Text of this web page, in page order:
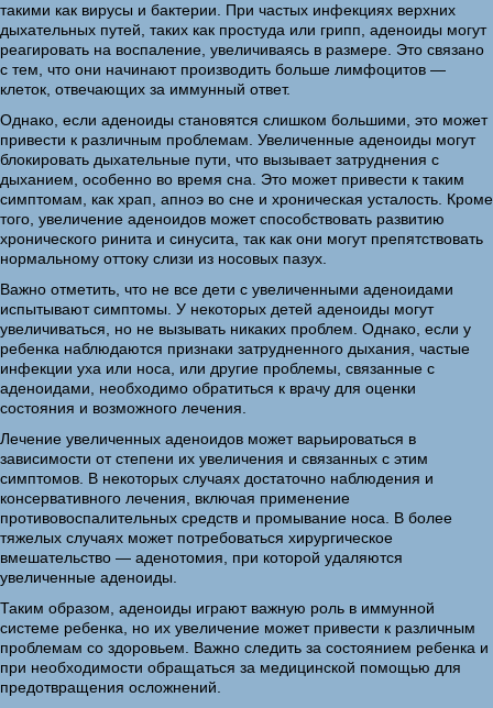
такими как вирусы и бактерии. При частых инфекциях верхних
дыхательных путей, таких как простуда или грипп, аденоиды могут
реагировать на воспаление, увеличиваясь в размере. Это связано
с тем, что они начинают производить больше лимфоцитов —
клеток, отвечающих за иммунный ответ.
Однако, если аденоиды становятся слишком большими, это может
привести к различным проблемам. Увеличенные аденоиды могут
блокировать дыхательные пути, что вызывает затруднения с
дыханием, особенно во время сна. Это может привести к таким
симптомам, как храп, апноэ во сне и хроническая усталость. Кроме
того, увеличение аденоидов может способствовать развитию
хронического ринита и синусита, так как они могут препятствовать
нормальному оттоку слизи из носовых пазух.
Важно отметить, что не все дети с увеличенными аденоидами
испытывают симптомы. У некоторых детей аденоиды могут
увеличиваться, но не вызывать никаких проблем. Однако, если у
ребенка наблюдаются признаки затрудненного дыхания, частые
инфекции уха или носа, или другие проблемы, связанные с
аденоидами, необходимо обратиться к врачу для оценки
состояния и возможного лечения.
Лечение увеличенных аденоидов может варьироваться в
зависимости от степени их увеличения и связанных с этим
симптомов. В некоторых случаях достаточно наблюдения и
консервативного лечения, включая применение
противовоспалительных средств и промывание носа. В более
тяжелых случаях может потребоваться хирургическое
вмешательство — аденотомия, при которой удаляются
увеличенные аденоиды.
Таким образом, аденоиды играют важную роль в иммунной
системе ребенка, но их увеличение может привести к различным
проблемам со здоровьем. Важно следить за состоянием ребенка и
при необходимости обращаться за медицинской помощью для
предотвращения осложнений.